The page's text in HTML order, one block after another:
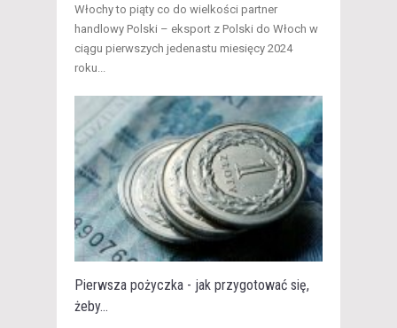
​Włochy to piąty co do wielkości partner
handlowy Polski – eksport z Polski do Włoch w
ciągu pierwszych jedenastu miesięcy 2024
roku...
Pierwsza pożyczka - jak przygotować się,
żeby...